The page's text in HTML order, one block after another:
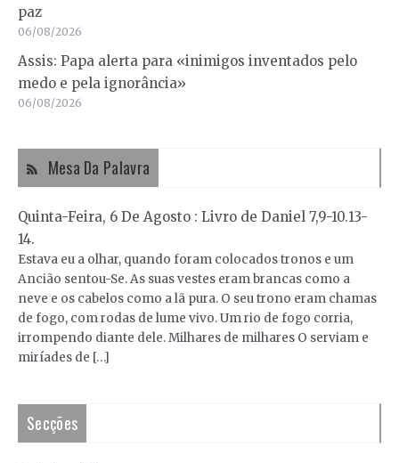
paz
06/08/2026
Assis: Papa alerta para «inimigos inventados pelo
medo e pela ignorância»
06/08/2026
Mesa Da Palavra
Quinta-Feira, 6 De Agosto : Livro de Daniel 7,9-10.13-
14.
Estava eu a olhar, quando foram colocados tronos e um
Ancião sentou-Se. As suas vestes eram brancas como a
neve e os cabelos como a lã pura. O seu trono eram chamas
de fogo, com rodas de lume vivo. Um rio de fogo corria,
irrompendo diante dele. Milhares de milhares O serviam e
miríades de […]
Secções